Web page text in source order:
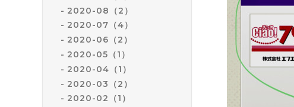
2020-08（2）
2020-07（4）
2020-06（2）
2020-05（1）
2020-04（1）
2020-03（2）
2020-02（1）